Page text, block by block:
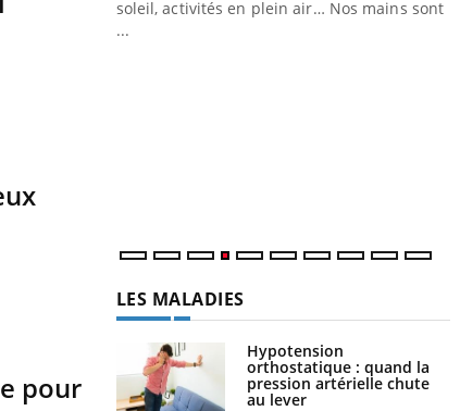
pour
soignants.
soleil, activités en plein air… Nos mains sont
...
LES MALADIES
Hypotension
orthostatique : quand la
pression artérielle chute
au lever